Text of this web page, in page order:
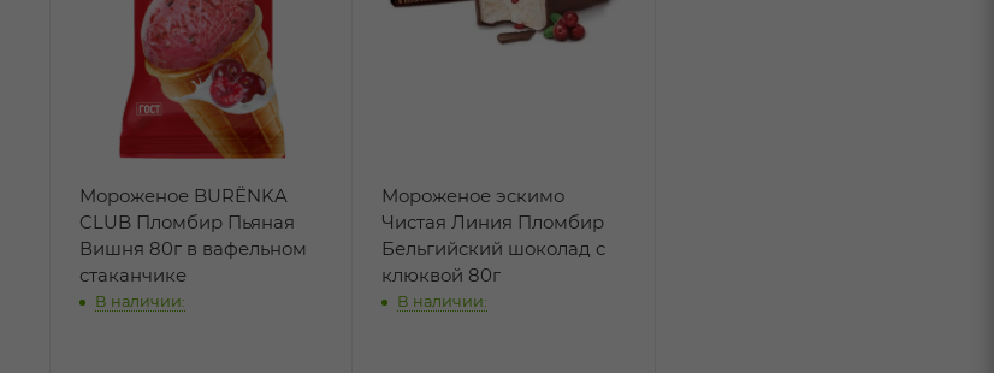
Мороженое BURЁNKA
CLUB Пломбир Пьяная
Вишня 80г в вафельном
стаканчике
В наличии:
Мороженое эскимо
Чистая Линия Пломбир
Бельгийский шоколад с
клюквой 80г
В наличии: